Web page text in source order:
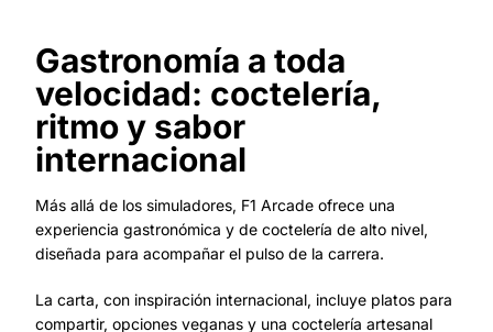
Gastronomía a toda
velocidad: coctelería,
ritmo y sabor
internacional
Más allá de los simuladores, F1 Arcade ofrece una
experiencia gastronómica y de coctelería de alto nivel,
diseñada para acompañar el pulso de la carrera.
La carta, con inspiración internacional, incluye platos para
compartir, opciones veganas y una coctelería artesanal